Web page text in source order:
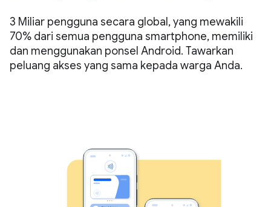
3 Miliar pengguna secara global, yang mewakili
70% dari semua pengguna smartphone, memiliki
dan menggunakan ponsel Android. Tawarkan
peluang akses yang sama kepada warga Anda.